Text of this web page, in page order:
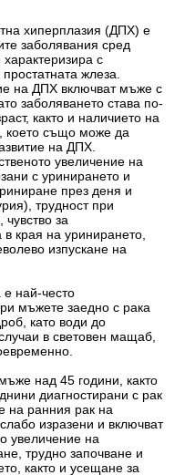
хиперплазия (ДПХ) е
заболявания сред
с
жлеза.
на ДПХ включват мъже с
заболяването става по-
както и наличието на
което също може да
на ДПХ.
увеличение на
с уринирането и
през деня и
трудност при
за
края на уринирането,
изпускане на
е най-често
мъжете заедно с рака
като води до
в световен мащаб,
над 45 години, както
диагностирани с рак
на ранния рак на
изразени и включват
увеличение на
трудно започване и
както и усещане за